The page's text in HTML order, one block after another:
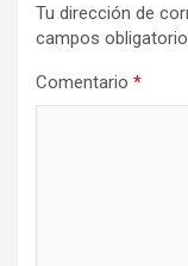
Tu dirección de
campos
Comentario *